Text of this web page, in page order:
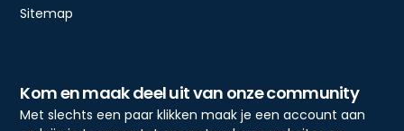
Sitemap
Kom en maak deel uit van onze community
Met slechts een paar klikken maak je een account aan